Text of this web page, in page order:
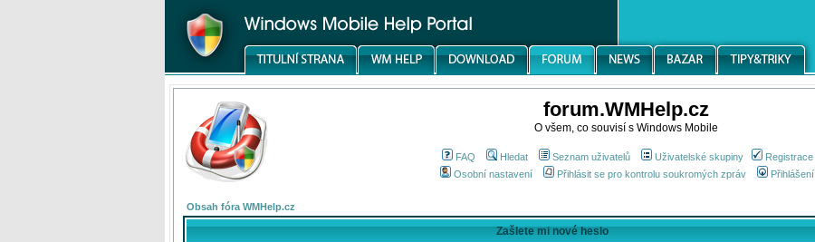
forum.WMHelp.cz
O všem, co souvisí s Windows Mobile
FAQ Hledat Seznam uživatelů Uživatelské skupiny
Registrace
Osobní nastavení
Přihlásit se pro kontrolu soukromých zpráv Přihlášení
Obsah fóra WMHelp.cz
Zašlete mi nové heslo